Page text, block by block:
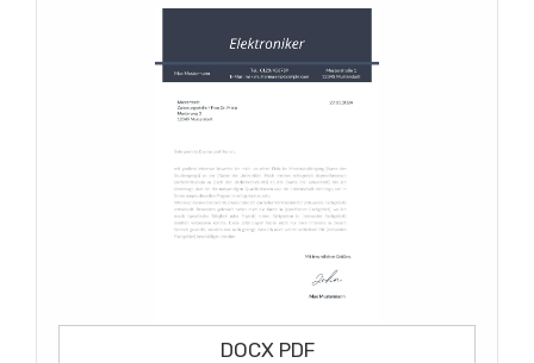
DOCX PDF